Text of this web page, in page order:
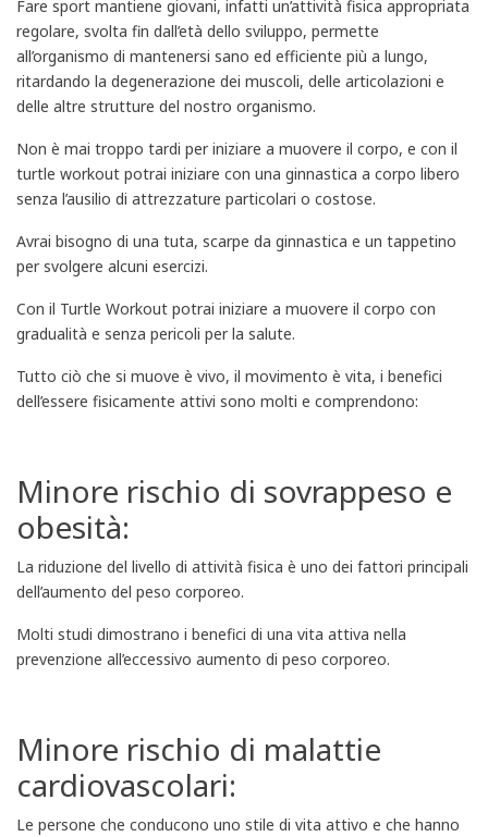
Fare sport mantiene giovani, infatti un’attività fisica appropriata
regolare, svolta fin dall’età dello sviluppo, permette
all’organismo di mantenersi sano ed efficiente più a lungo,
ritardando la degenerazione dei muscoli, delle articolazioni e
delle altre strutture del nostro organismo.
Non è mai troppo tardi per iniziare a muovere il corpo, e con il
turtle workout potrai iniziare con una ginnastica a corpo libero
senza l’ausilio di attrezzature particolari o costose.
Avrai bisogno di una tuta, scarpe da ginnastica e un tappetino
per svolgere alcuni esercizi.
Con il Turtle Workout potrai iniziare a muovere il corpo con
gradualità e senza pericoli per la salute.
Tutto ciò che si muove è vivo, il movimento è vita, i benefici
dell’essere fisicamente attivi sono molti e comprendono:
Minore rischio di sovrappeso e
obesità:
La riduzione del livello di attività fisica è uno dei fattori principali
dell’aumento del peso corporeo.
Molti studi dimostrano i benefici di una vita attiva nella
prevenzione all’eccessivo aumento di peso corporeo.
Minore rischio di malattie
cardiovascolari:
Le persone che conducono uno stile di vita attivo e che hanno